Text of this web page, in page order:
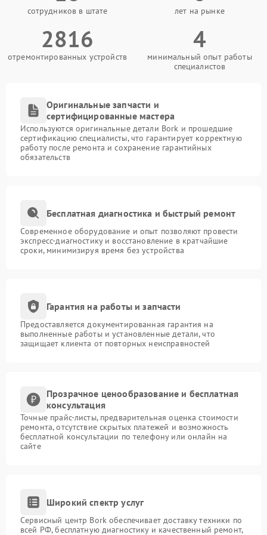
сотрудников в штате лет на рынке
2816
отремонтированных устройств
4
минимальный опыт работы
специалистов
Оригинальные запчасти и
сертифицированные мастера
Используются оригинальные детали Bork и прошедшие
сертификацию специалисты, что гарантирует корректную
работу после ремонта и сохранение гарантийных
обязательств
Бесплатная диагностика и быстрый ремонт
Современное оборудование и опыт позволяют провести
экспресс-диагностику и восстановление в кратчайшие
сроки, минимизируя время без устройства
Гарантия на работы и запчасти
Предоставляется документированная гарантия на
выполненные работы и установленные детали, что
защищает клиента от повторных неисправностей
Прозрачное ценообразование и бесплатная
консультация
Точные прайс-листы, предварительная оценка стоимости
ремонта, отсутствие скрытых платежей и возможность
бесплатной консультации по телефону или онлайн на
сайте
Широкий спектр услуг
Сервисный центр Bork обеспечивает доставку техники по
всей РФ, бесплатную диагностику и качественный ремонт,